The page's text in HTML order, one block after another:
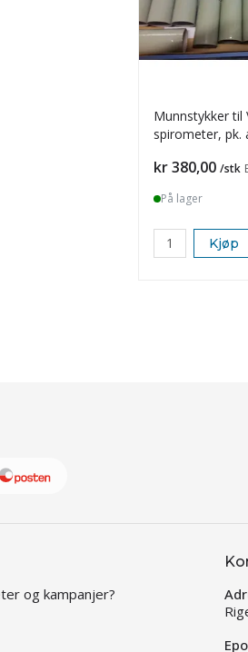
Munnstykker til
spirometer, pk.
Pris
kr 380,00 /stk
På lager
Kjøp
og kampanjer?